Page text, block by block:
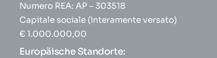
Numero REA: AP – 303518
Capitale sociale (interamente versato)
€ 1.000.000,00
Europäische Standorte: